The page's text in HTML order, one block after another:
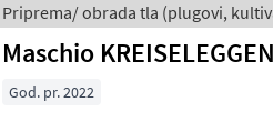
Priprema/ obrada tla (plugovi,
Maschio
Maschio
God. pr. 2022